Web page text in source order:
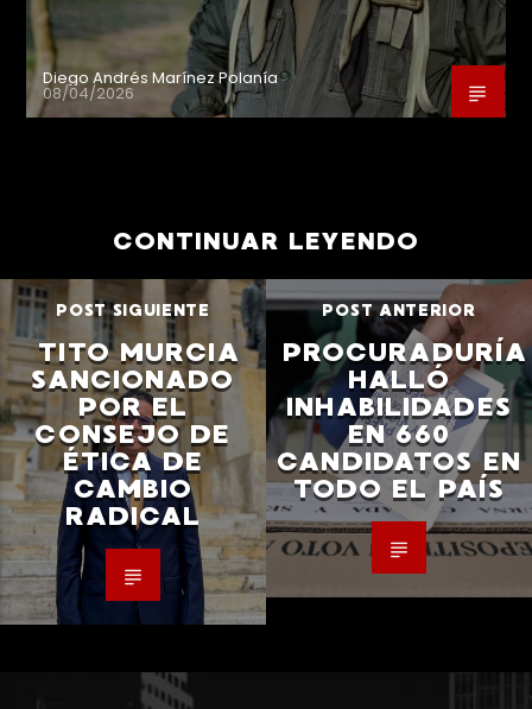
Diego Andrés Marínez Polanía
08/04/2026
CONTINUAR LEYENDO
POST SIGUIENTE
TITO MURCIA
SANCIONADO
POR EL
CONSEJO DE
ÉTICA DE
CAMBIO
RADICAL
POST ANTERIOR
PROCURADURÍA
HALLÓ
INHABILIDADES
EN 660
CANDIDATOS EN
TODO EL PAÍS